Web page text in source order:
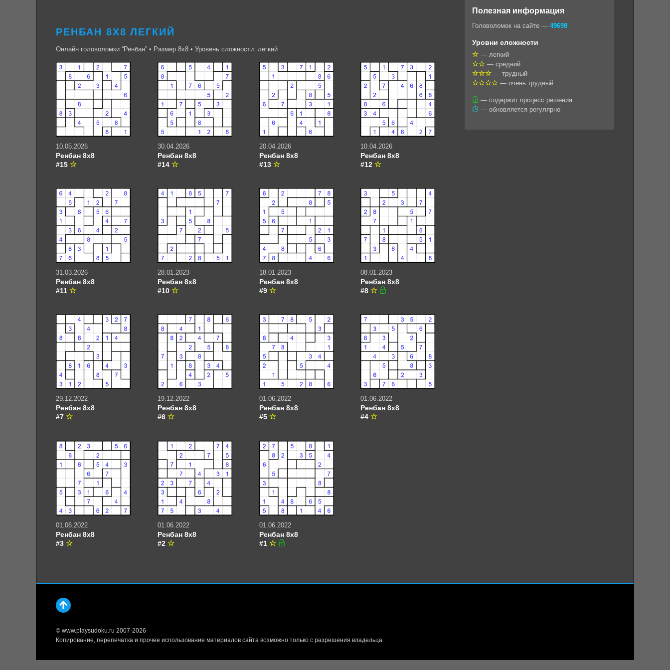
РЕНБАН 8Х8 ЛЕГКИЙ
Онлайн головоломки “Ренбан” • Размер 8х8 • Уровень сложности: легкий
10.05.2026
Ренбан 8х8
#15
30.04.2026
Ренбан 8х8
#14
20.04.2026
Ренбан 8х8
#13
10.04.2026
Ренбан 8х8
#12
31.03.2026
Ренбан 8х8
#11
28.01.2023
Ренбан 8х8
#10
18.01.2023
Ренбан 8х8
#9
08.01.2023
Ренбан 8х8
#8
29.12.2022
Ренбан 8х8
#7
19.12.2022
Ренбан 8х8
#6
01.06.2022
Ренбан 8х8
#5
01.06.2022
Ренбан 8х8
#4
01.06.2022
Ренбан 8х8
#3
01.06.2022
Ренбан 8х8
#2
01.06.2022
Ренбан 8х8
#1
o
k
a
s
s
n
i
e
g
t
l
Полезная информация
Головоломок на сайте — 49698
Уровни сложности
— легкий
— средний
— трудный
— очень трудный
— содержит процесс решения
— обновляется регулярно
© www.playsudoku.ru 2007-2026
Копирование, перепечатка и прочее использование материалов сайта возможно только с разрешения владельца.